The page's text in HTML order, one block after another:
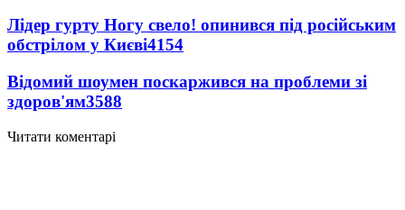
Лідер гурту Ногу свело! опинився під російським
обстрілом у Києві4154
Відомий шоумен поскаржився на проблеми зі
здоров'ям3588
Читати коментарі